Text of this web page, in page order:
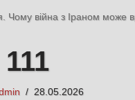
Чому війна з Іраном може
111
28.05.2026